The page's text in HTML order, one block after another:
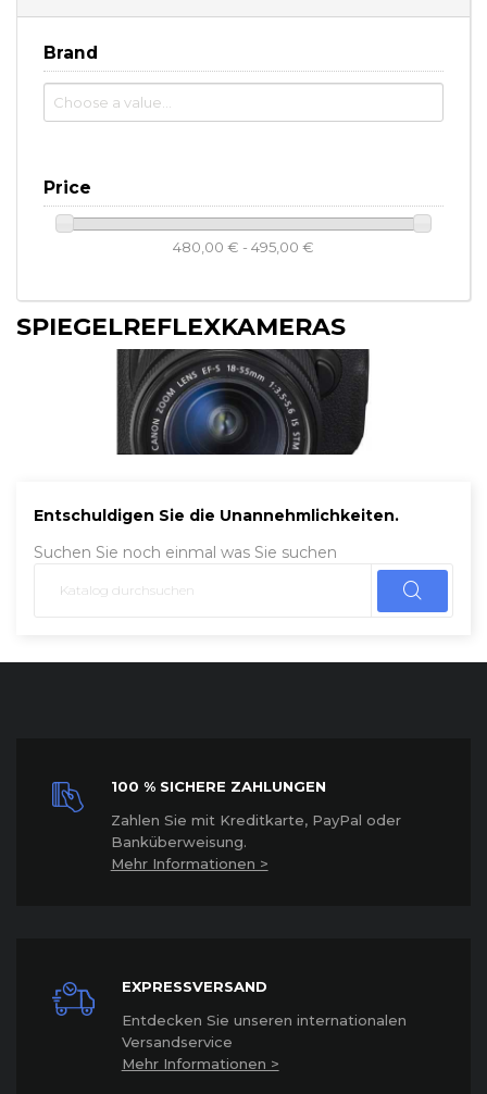
Brand
Price
480,00 € - 495,00 €
SPIEGELREFLEXKAMERAS
Entschuldigen Sie die Unannehmlichkeiten.
Suchen Sie noch einmal was Sie suchen
100 % SICHERE ZAHLUNGEN
Zahlen Sie mit Kreditkarte, PayPal oder
Banküberweisung.
Mehr Informationen >
EXPRESSVERSAND
Entdecken Sie unseren internationalen
Versandservice
Mehr Informationen >